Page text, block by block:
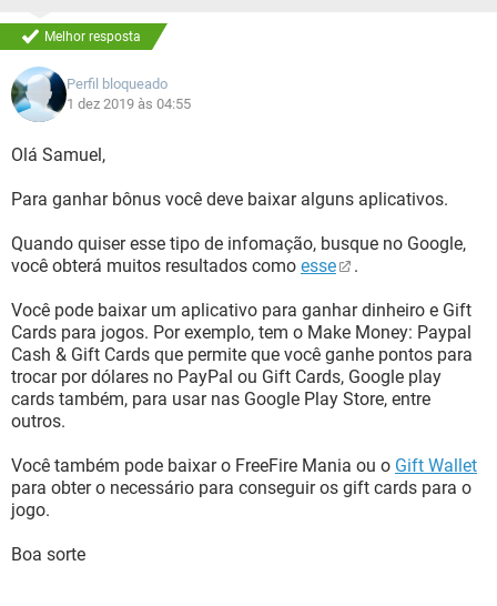
Melhor resposta
Perfil bloqueado
1 dez 2019 às 04:55
Olá Samuel,
Para ganhar bônus você deve baixar alguns aplicativos.
Quando quiser esse tipo de infomação, busque no Google,
você obterá muitos resultados como esse .
Você pode baixar um aplicativo para ganhar dinheiro e Gift
Cards para jogos. Por exemplo, tem o Make Money: Paypal
Cash & Gift Cards que permite que você ganhe pontos para
trocar por dólares no PayPal ou Gift Cards, Google play
cards também, para usar nas Google Play Store, entre
outros.
Você também pode baixar o FreeFire Mania ou o Gift Wallet
para obter o necessário para conseguir os gift cards para o
jogo.
Boa sorte